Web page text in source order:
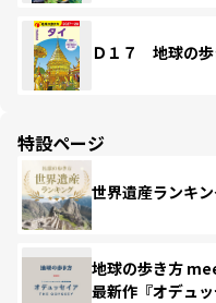
Ｄ１７ 地球の
特設ページ
世界遺産ランキ
地球の歩き方
最新作『オデュッ